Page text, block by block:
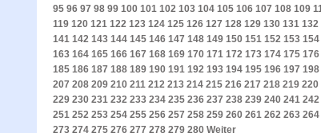
95 96 97 98 99 100 101 102 103 104 105 106 107 108 109
119 120 121 122 123 124 125 126 127 128 129 130 131 132
141 142 143 144 145 146 147 148 149 150 151 152 153 154
163 164 165 166 167 168 169 170 171 172 173 174 175 176
185 186 187 188 189 190 191 192 193 194 195 196 197 198
207 208 209 210 211 212 213 214 215 216 217 218 219 220
229 230 231 232 233 234 235 236 237 238 239 240 241 242
251 252 253 254 255 256 257 258 259 260 261 262 263 264
273 274 275 276 277 278 279 280 Weiter